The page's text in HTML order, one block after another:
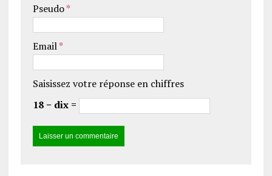
Pseudo*
Email*
Saisissez votre réponse en chiffres
18 − dix =